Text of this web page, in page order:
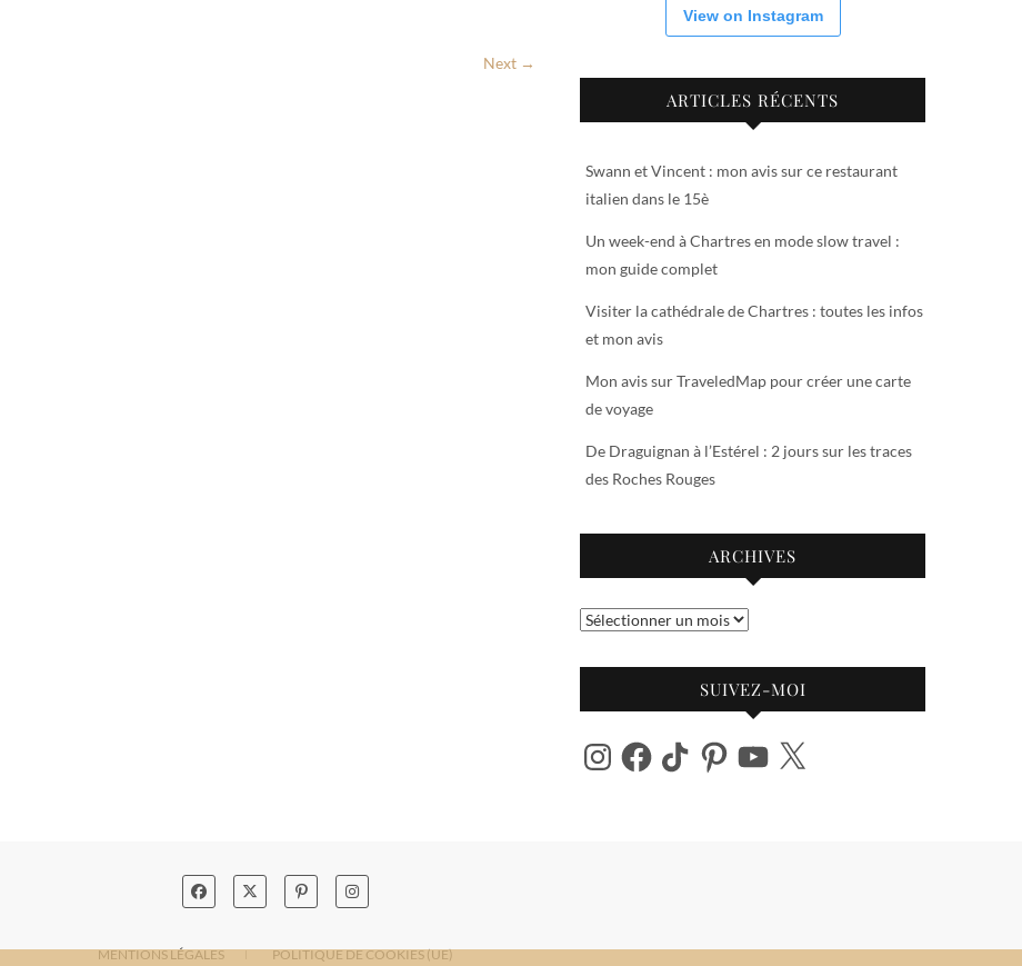
Next →
View on Instagram
ARTICLES RÉCENTS
Swann et Vincent : mon avis sur ce restaurant
italien dans le 15è
Un week-end à Chartres en mode slow travel :
mon guide complet
Visiter la cathédrale de Chartres : toutes les infos
et mon avis
Mon avis sur TraveledMap pour créer une carte
de voyage
De Draguignan à l’Estérel : 2 jours sur les traces
des Roches Rouges
ARCHIVES
Archives
SUIVEZ-MOI
InstagramFacebook
TikTok PinterestYouTube
X
MENTIONS LÉGALES POLITIQUE DE COOKIES (UE)